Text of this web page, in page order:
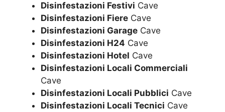
Disinfestazioni Festivi Cave
Disinfestazioni Fiere Cave
Disinfestazioni Garage Cave
Disinfestazioni H24 Cave
Disinfestazioni Hotel Cave
Disinfestazioni Locali Commerciali
Cave
Disinfestazioni Locali Pubblici Cave
Disinfestazioni Locali Tecnici Cave